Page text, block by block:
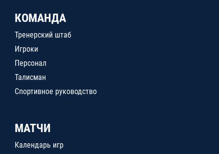
КОМАНДА
Тренерский штаб
Игроки
Персонал
Талисман
Спортивное руководство
МАТЧИ
Календарь игр